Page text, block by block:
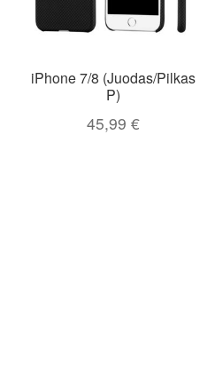
iPhone 7/8 (Juodas/Pilkas
P)
45,99€